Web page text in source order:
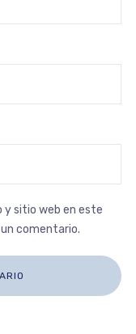
y sitio web en este
comentario.